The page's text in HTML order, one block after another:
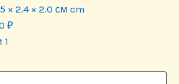
× 2.4 × 2.0 см cm
₽